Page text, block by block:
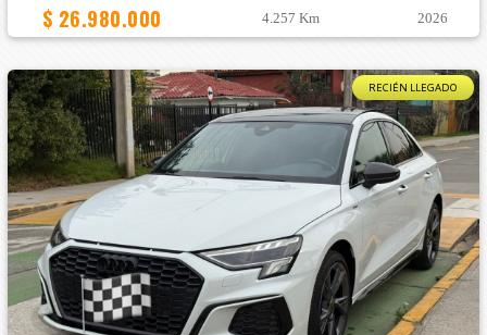
$ 26.980.000 4.257 Km 2026
RECIÉN LLEGADO